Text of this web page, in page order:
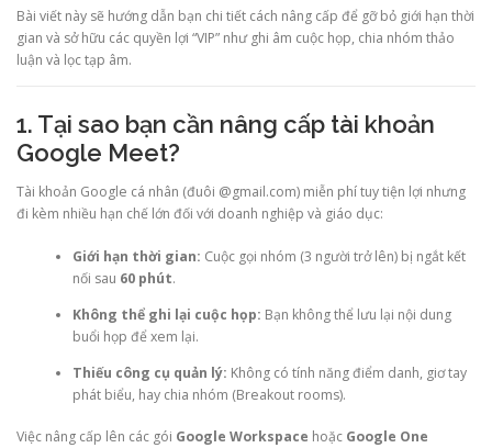
Bài viết này sẽ hướng dẫn bạn chi tiết cách nâng cấp để gỡ bỏ giới hạn thời
gian và sở hữu các quyền lợi “VIP” như ghi âm cuộc họp, chia nhóm thảo
luận và lọc tạp âm.
1. Tại sao bạn cần nâng cấp tài khoản
Google Meet?
Tài khoản Google cá nhân (đuôi @gmail.com) miễn phí tuy tiện lợi nhưng
đi kèm nhiều hạn chế lớn đối với doanh nghiệp và giáo dục:
Giới hạn thời gian: Cuộc gọi nhóm (3 người trở lên) bị ngắt kết
nối sau 60 phút.
Không thể ghi lại cuộc họp: Bạn không thể lưu lại nội dung
buổi họp để xem lại.
Thiếu công cụ quản lý: Không có tính năng điểm danh, giơ tay
phát biểu, hay chia nhóm (Breakout rooms).
Việc nâng cấp lên các gói Google Workspace hoặc Google One